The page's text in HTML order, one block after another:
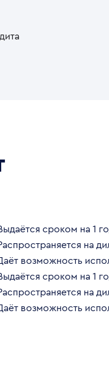
сроком на 1
на
возможность
сроком на 1
на
возможность